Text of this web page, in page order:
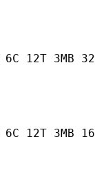
6C 12T 3MB
6C 12T 3MB